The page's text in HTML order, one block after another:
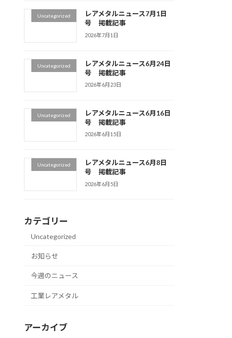
Uncategorized
レアメタルニュース7月1日
号 掲載記事
2026年7月1日
Uncategorized
レアメタルニュース6月24日
号 掲載記事
2026年6月23日
Uncategorized
レアメタルニュース6月16日
号 掲載記事
2026年6月15日
Uncategorized
レアメタルニュース6月8日
号 掲載記事
2026年6月5日
カテゴリー
Uncategorized
お知らせ
今週のニュース
工業レアメタル
アーカイブ